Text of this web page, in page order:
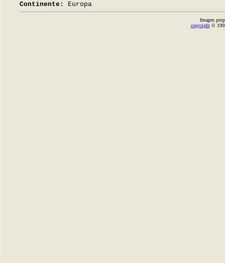
Continente:
Europa
Imagen
copyright©